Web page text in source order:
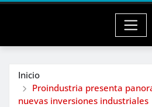
Inicio
Proindustria presenta
nuevas inversiones industriales